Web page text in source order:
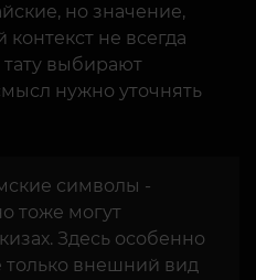
но значение,
не всегда
тату выбирают
нужно уточнять
символы -
тоже могут
Здесь особенно
только внешний вид